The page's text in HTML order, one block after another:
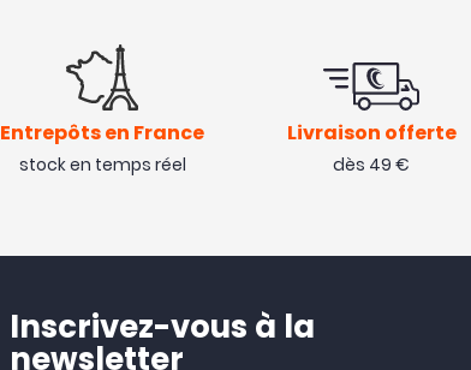
Entrepôts en France
stock en temps réel
Livraison offerte
dès 49 €
Inscrivez-vous à la